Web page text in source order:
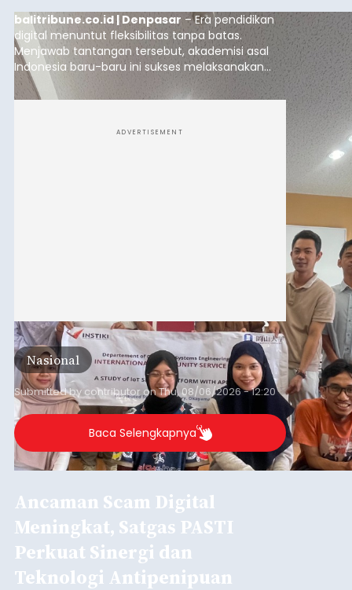
balitribune.co.id | Denpasar – Era pendidikan
digital menuntut fleksibilitas tanpa batas.
Menjawab tantangan tersebut, akademisi asal
Indonesia baru-baru ini sukses melaksanakan
program Pengabdian Kepada Masyarakat (PKM)
skala internasional di Distributed Systems
ADVERTISEMENT
Nasional
Submitted bycontributor onThu, 08/06/2026 - 12:20
Baca Selengkapnya
Ancaman Scam Digital
Meningkat, Satgas PASTI
Perkuat Sinergi dan
Teknologi Antipenipuan